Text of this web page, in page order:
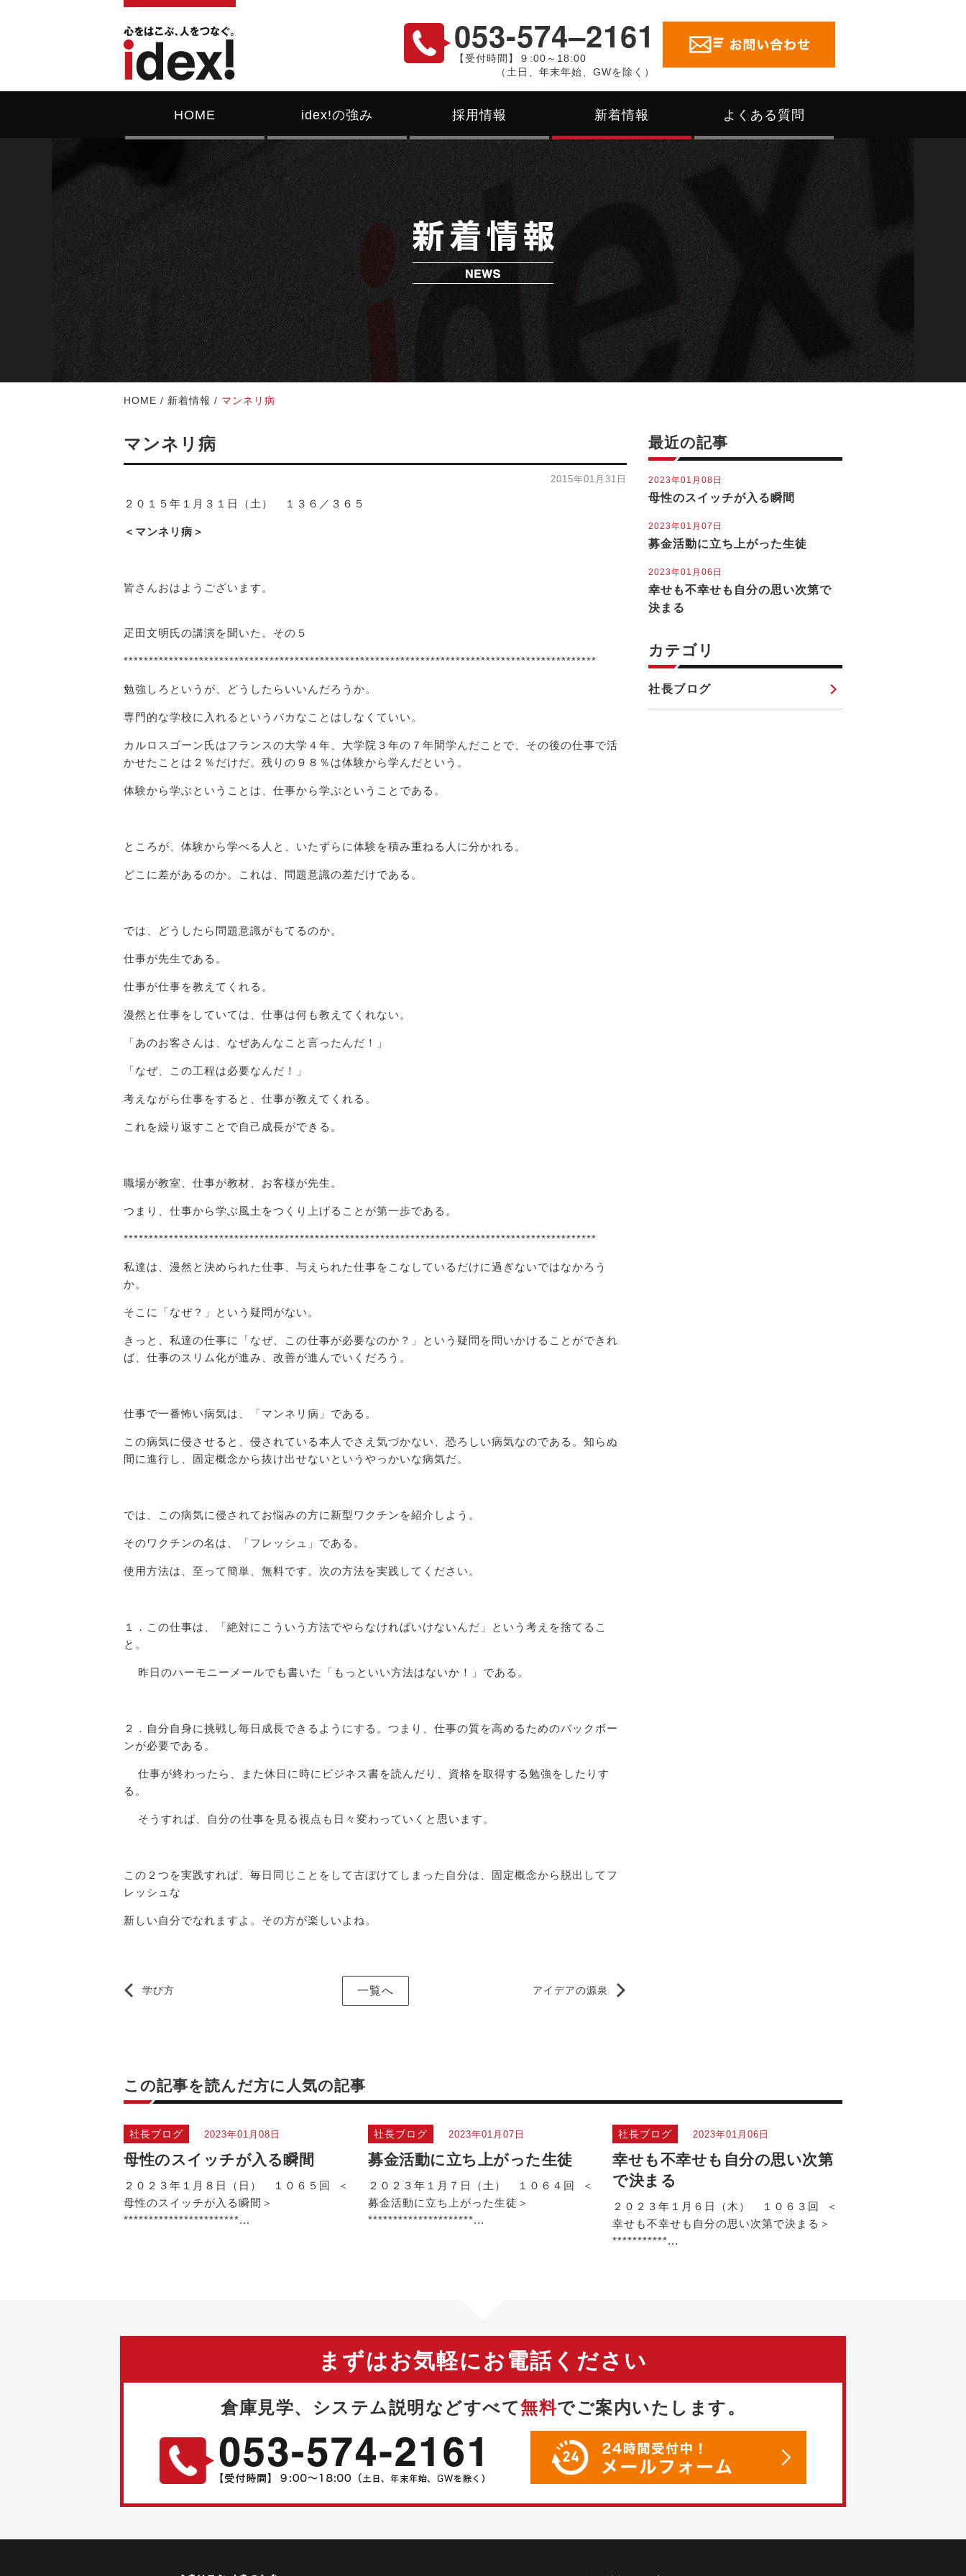
053-574‒2161
【受付時間】９:00～18:00
（土日、年末年始、GWを除く）
HOME idex!の強み 採用情報 新着情報 よくある質問
HOME / 新着情報 / マンネリ病
マンネリ病
2015年01月31日
２０１５年１月３１日（土） １３６／３６５
＜マンネリ病＞
皆さんおはようございます。
疋田文明氏の講演を聞いた。その５
**********************************************************************************************
勉強しろというが、どうしたらいいんだろうか。
専門的な学校に入れるというバカなことはしなくていい。
カルロスゴーン氏はフランスの大学４年、大学院３年の７年間学んだことで、その後の仕事で活
かせたことは２％だけだ。残りの９８％は体験から学んだという。
体験から学ぶということは、仕事から学ぶということである。
ところが、体験から学べる人と、いたずらに体験を積み重ねる人に分かれる。
どこに差があるのか。これは、問題意識の差だけである。
では、どうしたら問題意識がもてるのか。
仕事が先生である。
仕事が仕事を教えてくれる。
漫然と仕事をしていては、仕事は何も教えてくれない。
「あのお客さんは、なぜあんなこと言ったんだ！」
「なぜ、この工程は必要なんだ！」
考えながら仕事をすると、仕事が教えてくれる。
これを繰り返すことで自己成長ができる。
職場が教室、仕事が教材、お客様が先生。
つまり、仕事から学ぶ風土をつくり上げることが第一歩である。
**********************************************************************************************
私達は、漫然と決められた仕事、与えられた仕事をこなしているだけに過ぎないではなかろう
か。
そこに「なぜ？」という疑問がない。
きっと、私達の仕事に「なぜ、この仕事が必要なのか？」という疑問を問いかけることができれ
ば、仕事のスリム化が進み、改善が進んでいくだろう。
仕事で一番怖い病気は、「マンネリ病」である。
この病気に侵させると、侵されている本人でさえ気づかない、恐ろしい病気なのである。知らぬ
間に進行し、固定概念から抜け出せないというやっかいな病気だ。
では、この病気に侵されてお悩みの方に新型ワクチンを紹介しよう。
そのワクチンの名は、「フレッシュ」である。
使用方法は、至って簡単、無料です。次の方法を実践してください。
１．この仕事は、「絶対にこういう方法でやらなければいけないんだ」という考えを捨てるこ
と。
昨日のハーモニーメールでも書いた「もっといい方法はないか！」である。
２．自分自身に挑戦し毎日成長できるようにする。つまり、仕事の質を高めるためのバックボー
ンが必要である。
仕事が終わったら、また休日に時にビジネス書を読んだり、資格を取得する勉強をしたりす
る。
そうすれば、自分の仕事を見る視点も日々変わっていくと思います。
この２つを実践すれば、毎日同じことをして古ぼけてしまった自分は、固定概念から脱出してフ
レッシュな
新しい自分でなれますよ。その方が楽しいよね。
学び方 アイデアの源泉
一覧へ
最近の記事
2023年01月08日
母性のスイッチが入る瞬間
2023年01月07日
募金活動に立ち上がった生徒
2023年01月06日
幸せも不幸せも自分の思い次第で
決まる
カテゴリ
社長ブログ
この記事を読んだ方に 人気の記事
社長ブログ 2023年01月08日
母性のスイッチが入る瞬間
２０２３年１月８日（日） １０６５回 ＜
母性のスイッチが入る瞬間＞
***********************...
社長ブログ 2023年01月07日
募金活動に立ち上がった生徒
２０２３年１月７日（土） １０６４回 ＜
募金活動に立ち上がった生徒＞
*********************...
社長ブログ 2023年01月06日
幸せも不幸せも自分の思い次第
で決まる
２０２３年１月６日（木） １０６３回 ＜
幸せも不幸せも自分の思い次第で決まる＞
***********...
まずはお気軽にお電話ください
倉庫見学、システム説明などすべて無料でご案内いたします。